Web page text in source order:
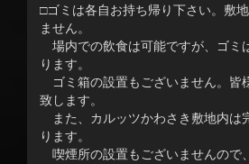
□ゴミは各自お持ち帰り下さい。敷
ません。
場内での飲食は可能ですが、ゴミ
ります。
ゴミ箱の設置もございません。皆
致します。
また、カルッツかわさき敷地内は
ります。
喫煙所の設置もございませんので